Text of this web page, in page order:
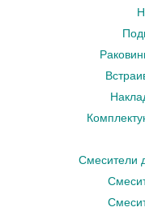
Смесители